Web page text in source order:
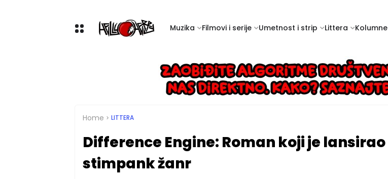
Muzika Filmovi i serije Umetnost i strip Littera Kolumne
Home LITTERA
Difference Engine: Roman koji je lansirao
stimpank žanr